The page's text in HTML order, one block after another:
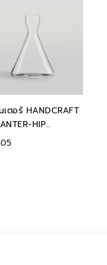
ตอร์ HANDCRAFT
HIP
750 ml